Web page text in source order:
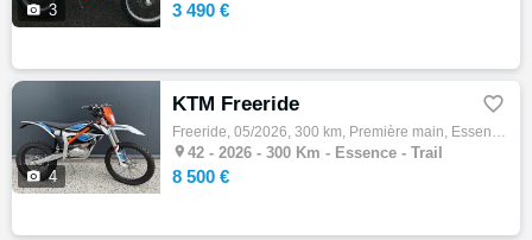
 3 3 490 €
 4
KTM Freeride 
Freeride, 05/2026, 300 km, Première main, Essence, 125cm³, 8500 € Equipements : A vendre KTM FREERIDE E-XC (modèle ELECTRIQUE) Modèle 2023,…
 42 - 2026 - 300 Km - Essence - Trail
8 500 €